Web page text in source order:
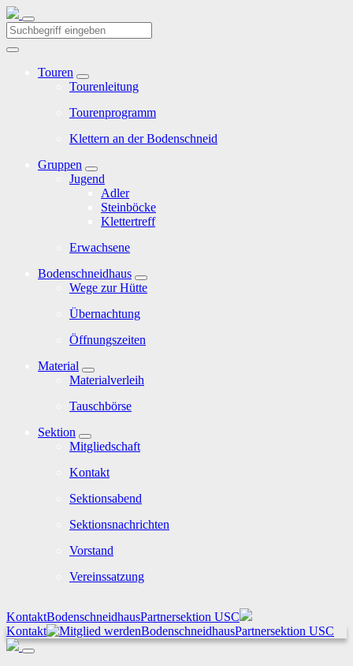
Touren
Tourenleitung
Tourenprogramm
Klettern an der Bodenschneid
Gruppen
Jugend
Adler
Steinböcke
Klettertreff
Erwachsene
Bodenschneidhaus
Wege zur Hütte
Übernachtung
Öffnungszeiten
Material
Materialverleih
Tauschbörse
Sektion
Mitgliedschaft
Kontakt
Sektionsabend
Sektionsnachrichten
Vorstand
Vereinssatzung
KontaktBodenschneidhausPartnersektion USC
Kontakt
BodenschneidhausPartnersektion USC